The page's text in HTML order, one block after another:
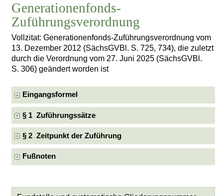
Generationenfonds-
Zuführungsverordnung
Vollzitat: Generationenfonds-Zuführungsverordnung vom
13. Dezember 2012 (SächsGVBl. S. 725, 734), die zuletzt
durch die Verordnung vom 27. Juni 2025 (SächsGVBl.
S. 306) geändert worden ist
Eingangsformel
§ 1 Zuführungssätze
§ 2 Zeitpunkt der Zuführung
Fußnoten